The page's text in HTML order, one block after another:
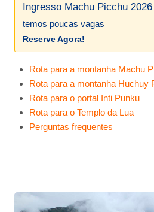
Ingresso Machu Picchu 2026
temos poucas vagas
Reserve Agora!
Rota para a montanha Machu
Rota para a montanha Huchuy
Rota para o portal Inti Punku
Rota para o Templo da Lua
Perguntas frequentes